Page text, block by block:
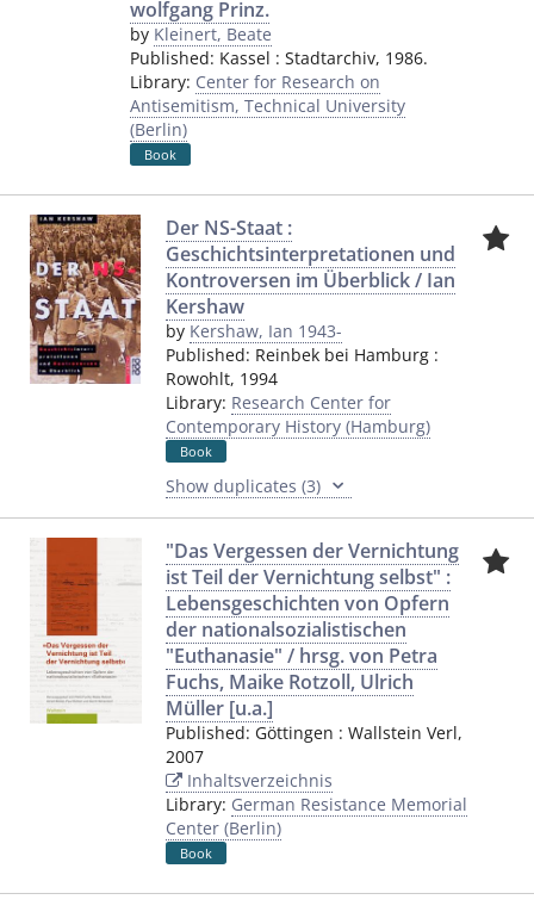
wolfgang Prinz.
by Kleinert, Beate
Published: Kassel : Stadtarchiv, 1986.
Library: Center for Research on
Antisemitism, Technical University
(Berlin)
Book
Der NS-Staat :
Geschichtsinterpretationen und
Kontroversen im Überblick / Ian
Kershaw
by Kershaw, Ian 1943-
Published: Reinbek bei Hamburg:
Rowohlt, 1994
Library: Research Center for
Contemporary History (Hamburg)
Book
Show duplicates (3)
"Das Vergessen der Vernichtung
ist Teil der Vernichtung selbst" :
Lebensgeschichten von Opfern
der nationalsozialistischen
"Euthanasie" / hrsg. von Petra
Fuchs, Maike Rotzoll, Ulrich
Müller [u.a.]
Published: Göttingen : Wallstein Verl,
2007
Inhaltsverzeichnis
Library: German Resistance Memorial
Center (Berlin)
Book